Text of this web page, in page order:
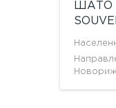
ШАТО